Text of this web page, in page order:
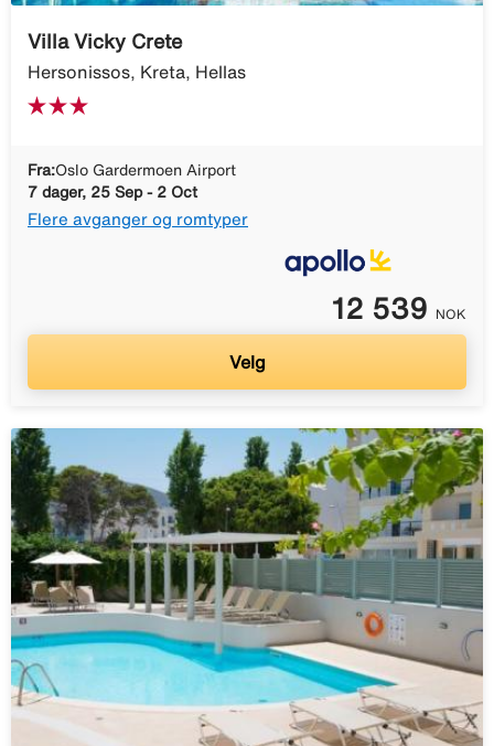
Villa Vicky Crete
Hersonissos, Kreta, Hellas
Fra:Oslo Gardermoen Airport
7 dager, 25 Sep - 2 Oct
Flere avganger og romtyper
12 539 NOK
Velg